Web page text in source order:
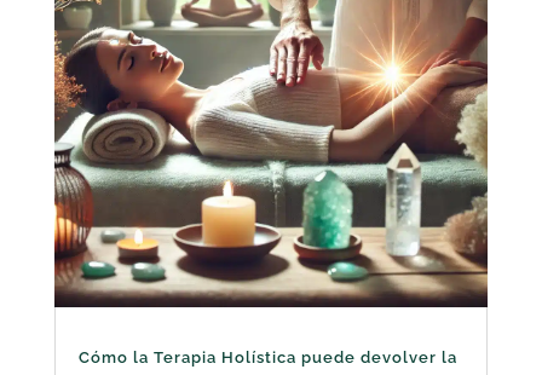
Cómo la Terapia Holística puede devolver la